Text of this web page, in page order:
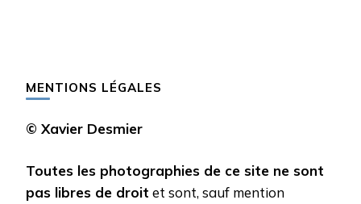
MENTIONS LÉGALES
© Xavier Desmier
Toutes les photographies de ce site ne sont
pas libres de droit et sont, sauf mention